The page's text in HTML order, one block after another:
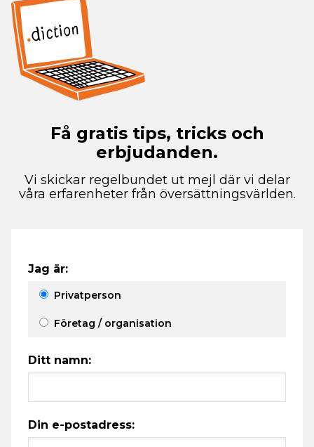
Få gratis tips, tricks och
erbjudanden.
Vi skickar regelbundet ut mejl där vi delar
våra erfarenheter från översättningsvärlden.
Jag är:
Privatperson
Företag / organisation
Ditt namn:
Din e-postadress: